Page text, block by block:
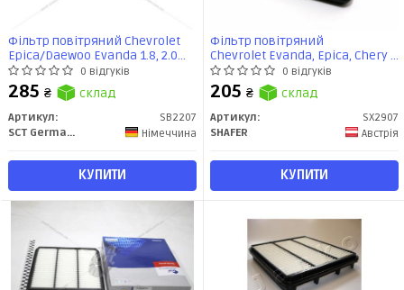
Фільтр повітряний Chevrolet
Epica/Daewoo Evanda 1.8, 2.0
(05-) (SB 2207) SCT
0 відгуків
285 ₴ склад
Артикул:
SB2207
SCT Germany
Німеччина
КУПИТИ
Фільтр повітряний
Chevrolet Evanda, Epica, Chery
(SX2907) SHAFER0 відгуків
205 ₴ склад
Артикул:
SX2907
SHAFER
Австрія
КУПИТИ